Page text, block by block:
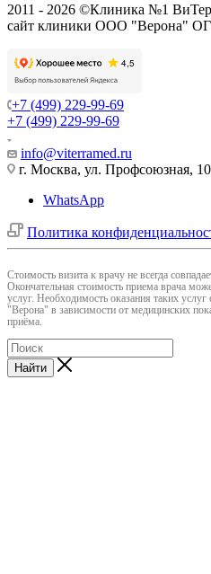
2011 - 2026 ©Клиника №1
сайт клиники ООО "Верона"
+7 (499) 229-99-69
+7 (499) 229-99-69
info@viterramed.ru
г. Москва, ул. Профсоюзная,
WhatsApp
Политика
Cтоимость визита к врачу не всегда
Окончательная стоимость приема врача
услуг. Необходимость оказания таких
"Верона" в зависимости от медицинских
приёма.
Найти